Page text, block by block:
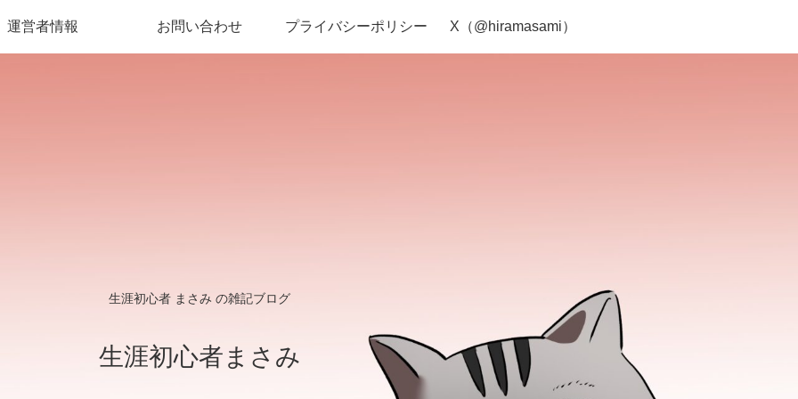
生涯初心者 まさみ の雑記ブログ
生涯初心者まさみ
運営者情報 お問い合わせ プライバシーポリシー X（@hiramasami）